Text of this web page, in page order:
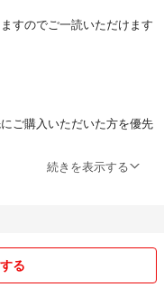
すのでご一読いただけます
ご購入いただいた方を優先
ます。
続きを表示する
る